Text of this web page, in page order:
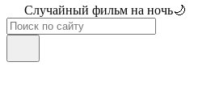
Случайный фильм на ночь🌙